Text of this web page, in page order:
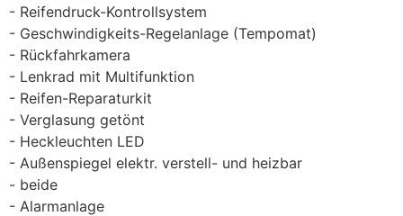
Reifendruck-Kontrollsystem
Geschwindigkeits-Regelanlage (Tempomat)
Rückfahrkamera
Lenkrad mit Multifunktion
Reifen-Reparaturkit
Verglasung getönt
Heckleuchten LED
Außenspiegel elektr. verstell- und heizbar
beide
Alarmanlage